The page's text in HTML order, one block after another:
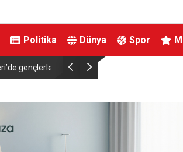
Politika Dünya Spor
İnegöl’de orman yangını;